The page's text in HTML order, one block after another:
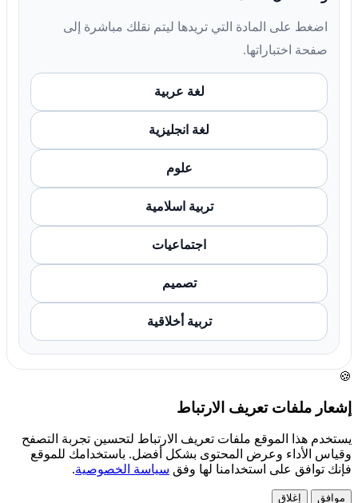
اضغط على المادة التي تريدها ليتم نقلك مباشرة إلى
صفحة اختباراتها.
لغة عربية
لغة انجليزية
علوم
تربية اسلامية
اجتماعيات
تصميم
تربية أخلاقية
🍪
إشعار ملفات تعريف الارتباط
يستخدم هذا الموقع ملفات تعريف الارتباط لتحسين تجربة التصفح
وقياس الأداء وعرض المحتوى بشكل أفضل. باستخدامك للموقع
فإنك توافق على استخدامنا لها وفق سياسة الخصوصية.
موافق إغلاق